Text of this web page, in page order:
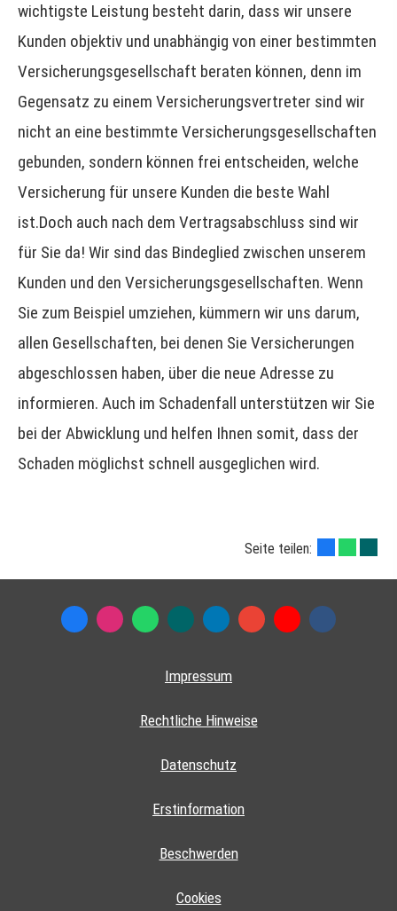
wichtigste Leistung besteht darin, dass wir unsere
Kunden objektiv und unabhängig von einer bestimmten
Versicherungsgesellschaft beraten können, denn im
Gegensatz zu einem Versicherungsvertreter sind wir
nicht an eine bestimmte Versicherungsgesellschaften
gebunden, sondern können frei entscheiden, welche
Versicherung für unsere Kunden die beste Wahl
ist.Doch auch nach dem Vertragsabschluss sind wir
für Sie da! Wir sind das Bindeglied zwischen unserem
Kunden und den Versicherungsgesellschaften. Wenn
Sie zum Beispiel umziehen, kümmern wir uns darum,
allen Gesellschaften, bei denen Sie Versicherungen
abgeschlossen haben, über die neue Adresse zu
informieren. Auch im Schadenfall unterstützen wir Sie
bei der Abwicklung und helfen Ihnen somit, dass der
Schaden möglichst schnell ausgeglichen wird.
Seite teilen:
Impressum
Rechtliche Hinweise
Datenschutz
Erstinformation
Beschwerden
Cookies